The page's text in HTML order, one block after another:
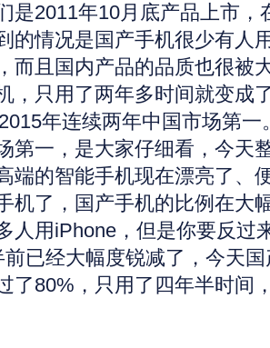
是2011年10月底产品上市，
的情况是国产手机很少有人
而且国内产品的品质也很被
，只用了两年多时间就变成
年连续两年中国市场第
第一，是大家仔细看，今天
端的智能手机现在漂亮了、
机了，国产手机的比例在大
人用iPhone，但是你要反过
已经大幅度锐减了，今天
了80%，只用了四年半时间